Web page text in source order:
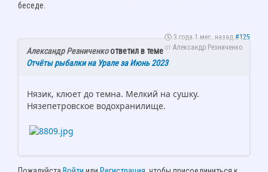
беседе.
3 года 1 мес. назад #125
отАлександр Резниченко
Александр Резниченкоответил в теме
Отчёты рыбалки на Урале за Июнь 2023
Нязик, клюет до темна. Мелкий на сушку.
Нязепетровское водохранилище.